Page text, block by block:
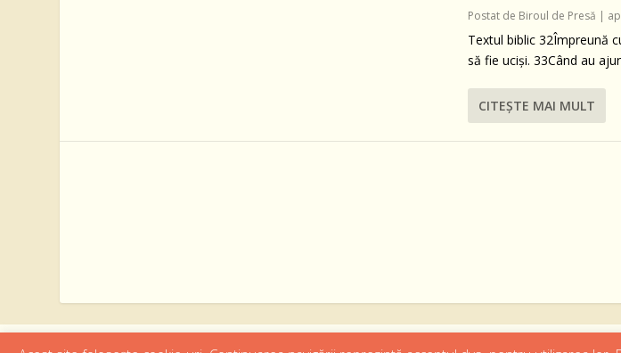
Postat de Biroul de Presă |
Textul biblic 32Împreună
să fie ucişi. 33Când au
CITEŞTE MAI MULT